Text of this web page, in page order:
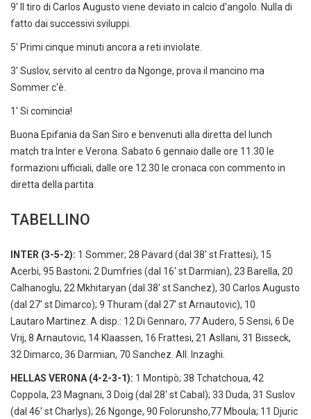
9' Il tiro di Carlos Augusto viene deviato in calcio d'angolo. Nulla di
fatto dai successivi sviluppi.
5' Primi cinque minuti ancora a reti inviolate.
3' Suslov, servito al centro da Ngonge, prova il mancino ma
Sommer c'è.
1' Si comincia!
Buona Epifania da San Siro e benvenuti alla diretta del lunch
match tra Inter e Verona. Sabato 6 gennaio dalle ore 11.30 le
formazioni ufficiali, dalle ore 12.30 le cronaca con commento in
diretta della partita.
TABELLINO
INTER (3-5-2): 1 Sommer; 28 Pavard (dal 38' st Frattesi), 15
Acerbi, 95 Bastoni; 2 Dumfries (dal 16' st Darmian), 23 Barella, 20
Calhanoglu, 22 Mkhitaryan (dal 38' st Sanchez), 30 Carlos Augusto
(dal 27' st Dimarco); 9 Thuram (dal 27' st Arnautovic), 10
Lautaro Martinez. A disp.: 12 Di Gennaro, 77 Audero, 5 Sensi, 6 De
Vrij, 8 Arnautovic, 14 Klaassen, 16 Frattesi, 21 Asllani, 31 Bisseck,
32 Dimarco, 36 Darmian, 70 Sanchez. All. Inzaghi.
HELLAS VERONA (4-2-3-1): 1 Montipò; 38 Tchatchoua, 42
Coppola, 23 Magnani, 3 Doig (dal 28' st Cabal); 33 Duda, 31 Suslov
(dal 46' st Charlys); 26 Ngonge, 90 Folorunsho,77 Mboula; 11 Djuric